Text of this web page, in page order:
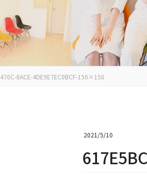
8ACE-4DE9E7EC0BCF-150×150
2021/5/10